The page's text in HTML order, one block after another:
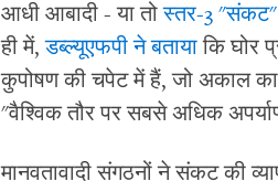
आधी आबादी - या तोस्तर-3 "संकट"
ही में,डब्ल्यूएफपी ने बतायाकि घोर
कुपोषण की चपेट में हैं, जो अकाल
"वैश्विक तौर पर सबसे अधिक
मानवतावादी संगठनों ने संकट की